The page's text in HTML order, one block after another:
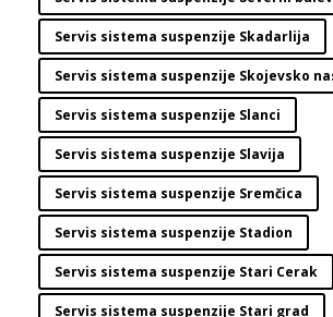
Servis sistema suspenzije Skadarlija
Servis sistema suspenzije Skojevsko
Servis sistema suspenzije Slanci
Servis sistema suspenzije Slavija
Servis sistema suspenzije Sremčica
Servis sistema suspenzije Stadion
Servis sistema suspenzije Stari Cerak
Servis sistema suspenzije Stari grad